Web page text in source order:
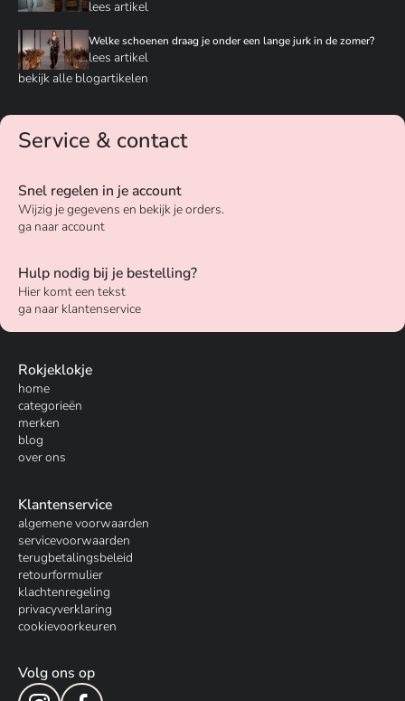
lees artikel
Welke schoenen draag je onder een lange jurk in de zomer?
lees artikel
bekijk alle blogartikelen
Service & contact
Snel regelen in je account
Wijzig je gegevens en bekijk je orders.
ga naar account
Hulp nodig bij je bestelling?
Hier komt een tekst
ga naar klantenservice
Rokjeklokje
home
categorieën
merken
blog
over ons
Klantenservice
algemene voorwaarden
servicevoorwaarden
terugbetalingsbeleid
retourformulier
klachtenregeling
privacyverklaring
cookievoorkeuren
Volg ons op